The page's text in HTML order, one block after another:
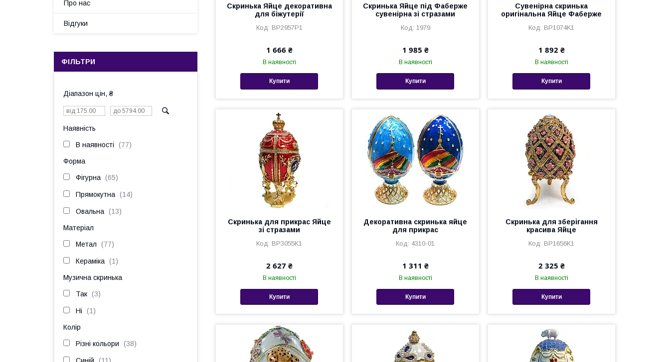
Скринька Яйце декоративна
для біжутерії
BP2957P1
1 666 ₴
В наявності
Купити
Скринька Яйце під Фаберже
сувенірна зі стразами
1979
1 985 ₴
В наявності
Купити
Сувенірна скринька
оригінальна Яйце Фаберже
BP1074K1
1 892 ₴
В наявності
Купити
Скринька для прикрас Яйце
зі стразами
BP3055K1
2 627 ₴
В наявності
Купити
Декоративна скринька яйце
для прикрас
4310-01
1 311 ₴
В наявності
Купити
Скринька для зберігання
красива Яйце
BP1656K1
2 325 ₴
В наявності
Купити
Про нас
Відгуки
ФІЛЬТРИ
Діапазон цін, ₴
Наявність
В наявності 77
Форма
Фігурна 65
Прямокутна 14
Овальна 13
Матеріал
Метал 77
Кераміка 1
Музична скринька
Так 3
Ні 1
Колір
Різні кольори 38